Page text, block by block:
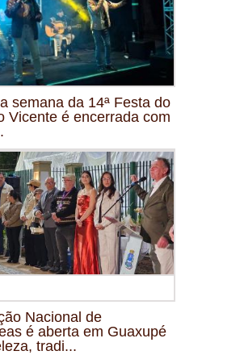
semana da 14ª Festa do
Vicente é encerrada com
Nacional de
é aberta em Guaxupé
tradi...